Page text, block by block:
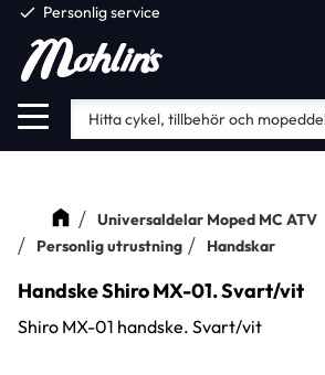
Meny
check Personlig service
Universaldelar Moped MC ATV
Personlig utrustning
Handskar
Handske Shiro MX-01. Svart/vit
Shiro MX-01 handske. Svart/vit